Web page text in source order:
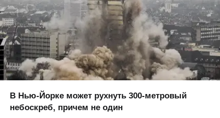
В Нью-Йорке может рухнуть 300-метровый
небоскреб, причем не один